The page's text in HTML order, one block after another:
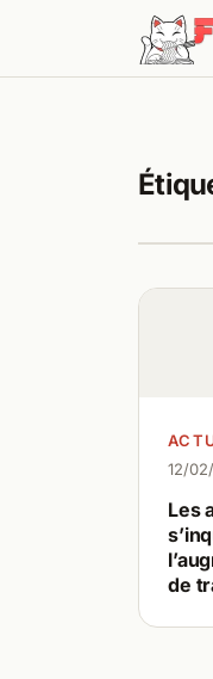
Aller au contenu
12/
Les
de